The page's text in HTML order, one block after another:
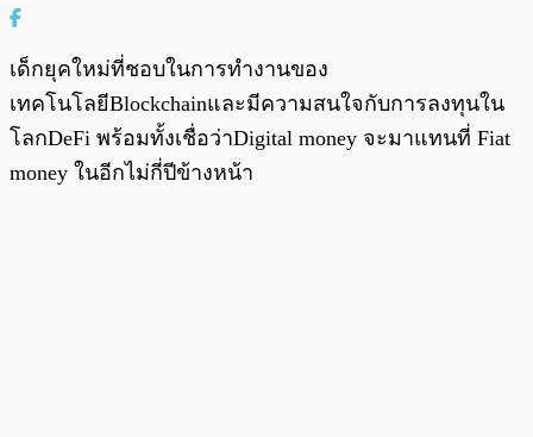
เด็กยุคใหม่ที่ชอบในการทำงานของ
เทคโนโลยีBlockchainและมีความสนใจกับการลงทุนใน
โลกDeFi พร้อมทั้งเชื่อว่าDigital money จะมาแทนที่ Fiat
money ในอีกไม่กี่ปีข้างหน้า